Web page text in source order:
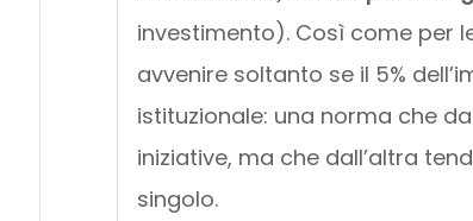
investimento). Così come per
avvenire soltanto se il 5%
istituzionale: una norma che
iniziative, ma che dall’altra
singolo.